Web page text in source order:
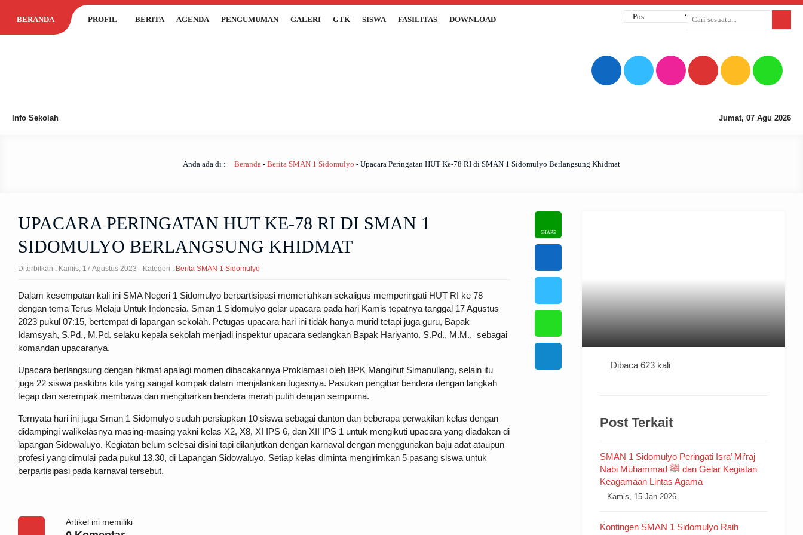
BERANDA PROFIL BERITA AGENDA PENGUMUMAN GALERI GTK SISWA FASILITAS DOWNLOAD
Info Sekolah Jumat, 07 Agu 2026
Anda ada di : Beranda-Berita SMAN 1 Sidomulyo-Upacara Peringatan HUT Ke-78 RI di SMAN 1 Sidomulyo Berlangsung Khidmat
UPACARA PERINGATAN HUT KE-78 RI DI SMAN 1
SIDOMULYO BERLANGSUNG KHIDMAT
Diterbitkan :Kamis, 17 Agustus 2023 - Kategori : Berita SMAN 1 Sidomulyo
Dalam kesempatan kali ini SMA Negeri 1 Sidomulyo berpartisipasi memeriahkan sekaligus memperingati HUT RI ke 78
komandan upacaranya.